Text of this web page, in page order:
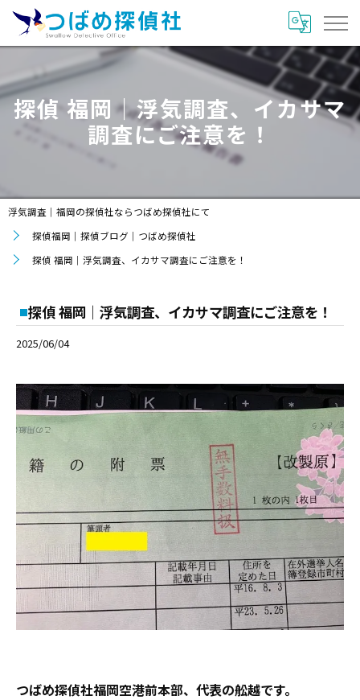
探偵 福岡｜浮気調査、イカサマ
調査にご注意を！
浮気調査｜福岡の探偵社ならつばめ探偵社にて
探偵福岡｜探偵ブログ｜つばめ探偵社
探偵 福岡｜浮気調査、イカサマ調査にご注意を！
探偵 福岡｜浮気調査、イカサマ調査にご注意を！
2025/06/04
つばめ探偵社福岡空港前本部、代表の舩越です。